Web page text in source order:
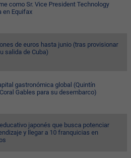
como Sr. Vice President Technology
en Equifax
de euros hasta junio (tras provisionar
salida de Cuba)
gastronómica global (Quintín
Gables para su desembarco)
japonés que busca potenciar
y llegar a 10 franquicias en